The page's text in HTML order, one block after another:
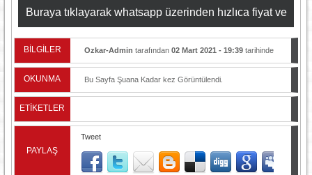
Buraya tıklayarak whatsapp üzerinden hızlıca fiyat ve
stok bilgisi alabilirsiniz
BİLGİLER Ozkar-Admin tarafından 02 Mart 2021 - 19:39tarihinde
OKUNMA Bu Sayfa Şuana Kadar kez Görüntülendi.
ETİKETLER
PAYLAŞ
Tweet